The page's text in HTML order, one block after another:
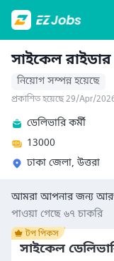
সাইকেল রাইডার
নিয়োগ সম্পন্ন হয়েছে
প্রকাশিত হয়েছে 29/Apr/
ডেলিভারি কর্মী
13000
ঢাকা জেলা, উত্তরা
আমরা আপনার জন্য
পাওয়া গেছে ৬৭ চাকরি
সাইকেল